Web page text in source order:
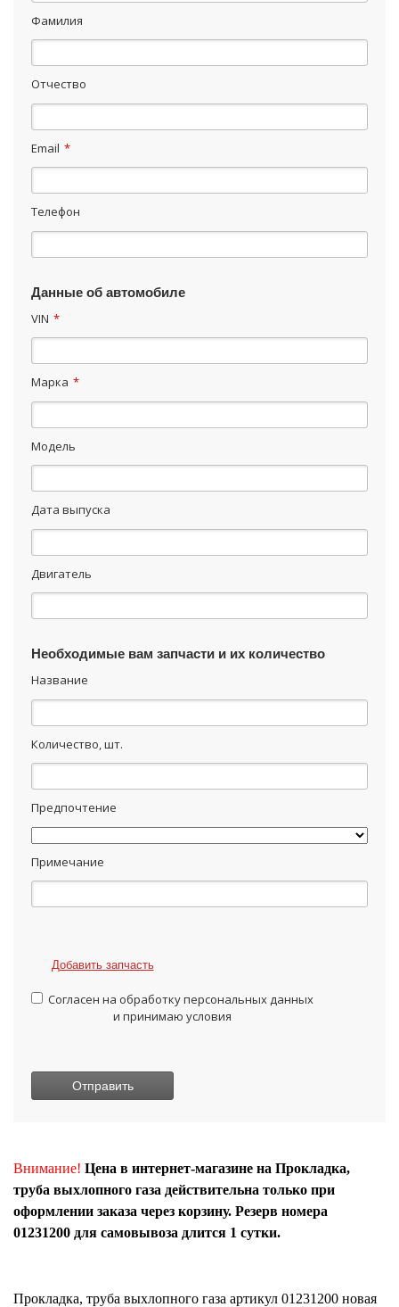
Фамилия
Отчество
Email *
Телефон
Данные об автомобиле
VIN *
Марка *
Модель
Дата выпуска
Двигатель
Необходимые вам запчасти и их количество
Название
Количество, шт.
Предпочтение
Примечание
Добавить запчасть
Согласен на обработку персональных данных
и принимаю условия
Внимание! Цена в интернет-магазине на Прокладка,
труба выхлопного газа действительна только при
оформлении заказа через корзину. Резерв номера
01231200 для самовывоза длится 1 сутки.
Прокладка, труба выхлопного газа артикул 01231200 новая